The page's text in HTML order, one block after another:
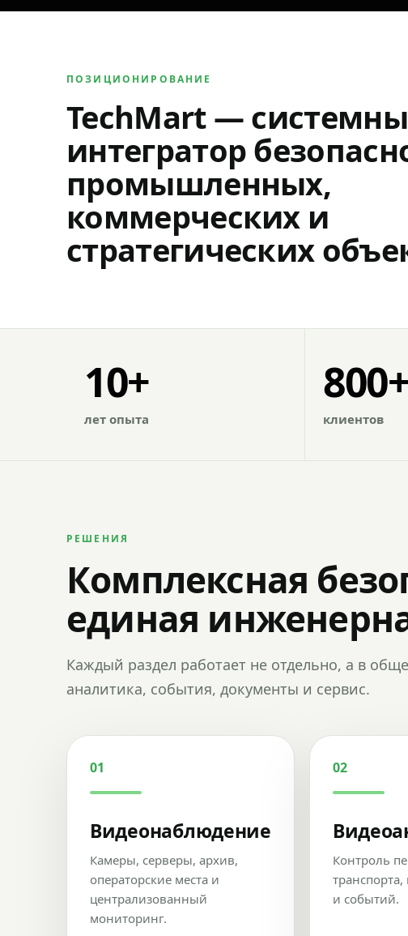
ПОЗИЦИОНИРОВАНИЕ
TechMart —
интегратор
промышленных,
коммерческих и
стратегических
10+
лет опыта
800+
клиентов
РЕШЕНИЯ
Комплексная
единая
Каждый раздел работает не отдельно, а в
аналитика, события, документы и сервис.
01
Видеонаблюдение
Камеры, серверы, архив,
операторские места и
централизованный
мониторинг.
02
Контроль
и событий.